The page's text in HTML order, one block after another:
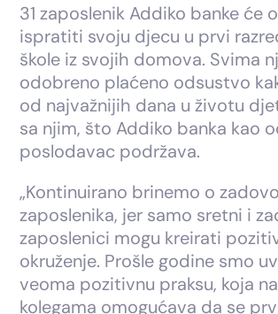
31 zaposlenik Addiko banke će
ispratiti svoju djecu u prvi
škole iz svojih domova. Svima
odobreno plaćeno odsustvo
od najvažnijih dana u životu
sa njim, što Addiko banka kao
poslodavac podržava.
„Kontinuirano brinemo o
zaposlenika, jer samo sretni i
zaposlenici mogu kreirati
okruženje. Prošle godine smo
veoma pozitivnu praksu, koja
kolegama omogućava da se